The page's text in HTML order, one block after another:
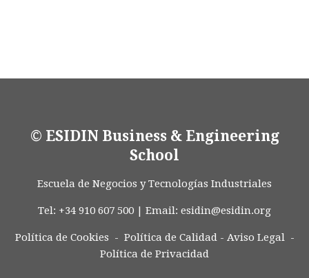
© ESIDIN Business & Engineering
School
Escuela de Negocios y Tecnologías Industriales
Tel: +34 910 607 500 | Email: esidin@esidin.org
Política de Cookies - Política de Calidad- Aviso Legal-
Política de Privacidad